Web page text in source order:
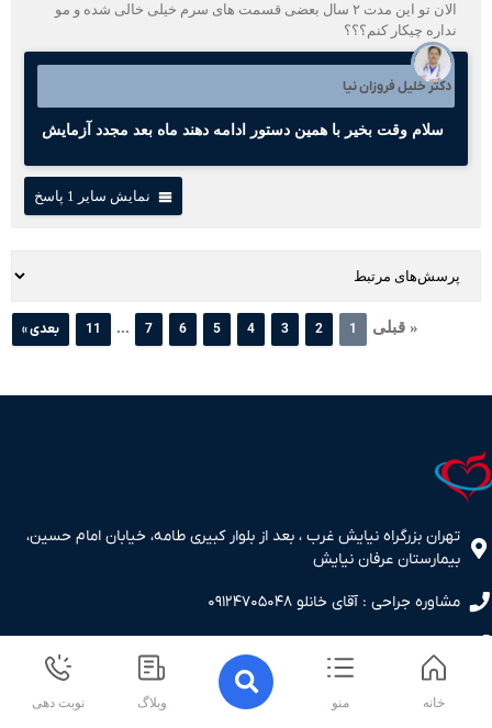
الان تو این مدت ۲ سال بعضی قسمت های سرم خیلی خالی شده و مو
نداره چیکار کنم؟؟؟
دکتر خلیل فروزان نیا
سلام وقت بخیر با همین دستور ادامه دهند ماه بعد مجدد آزمایش
نمایش سایر 1 پاسخ
« قبلی 1
2
3
4
5
6
7
...
11 بعدی »
تهران بزرگراه نیایش غرب ، بعد از بلوار کبیری طامه، خیابان امام حسین،
بیمارستان عرفان نیایش
مشاوره جراحی : آقای خانلو ۰۹۱۲۴۷۰۵۰۴۸
کلینیک و نوبت دهی : خانم عاطفی ۰۹۱۰۴۸۰۸۱۶۶- 02149796289
خانه منو وبلاگ نوبت دهی